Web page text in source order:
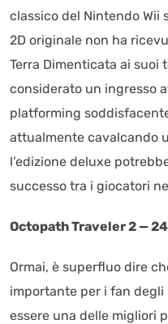
classico del Nintendo Wii
2D originale non ha
Terra Dimenticata ai suoi
considerato un ingresso
platforming
attualmente cavalcando
l’edizione deluxe
successo tra i giocatori
Octopath Traveler 2 —
Ormai, è superfluo dire
importante per i fan degli
essere una delle migliori